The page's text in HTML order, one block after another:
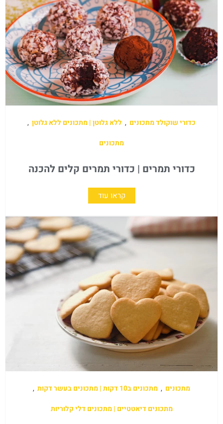
כדורי שוקולד מתכונים , ללא גלוטן | מתכונים ללא גלוטן ,
מתכונים
כדורי תמרים | כדורי תמרים קלים להכנה
קראו עוד
מתכונים , מתכונים ב10 דקות | מתכונים בעשר דקות
,
מתכונים דיאטטיים | מתכונים דלי קלוריות